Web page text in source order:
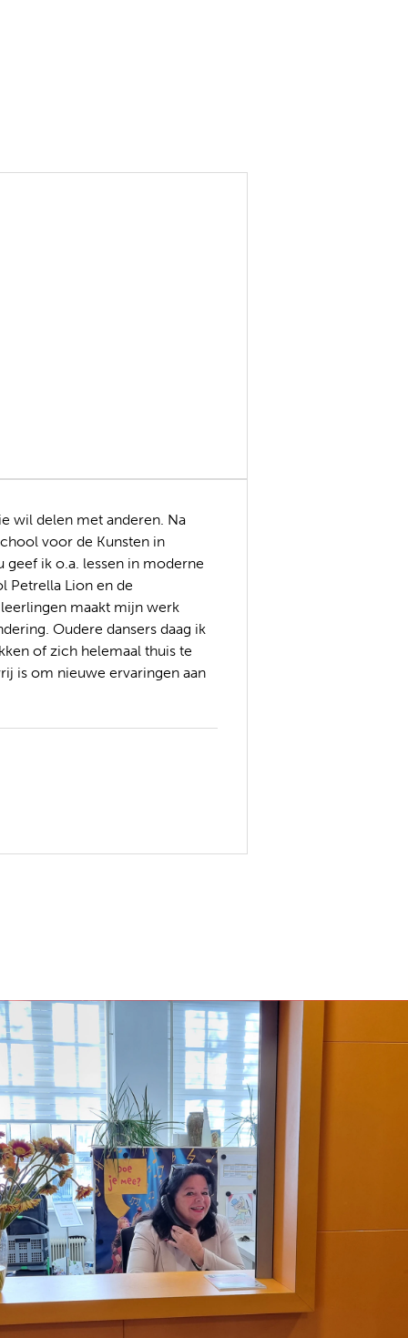
wil delen met anderen. Na
voor de Kunsten in
geef ik o.a. lessen in moderne
Petrella Lion en de
maakt mijn werk
Oudere dansers daag ik
of zich helemaal thuis te
is om nieuwe ervaringen aan